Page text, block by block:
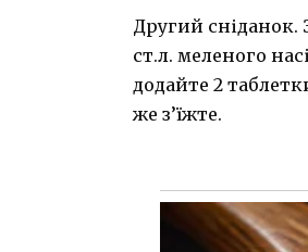
Другий сніданок.
ст.л. меленого
додайте 2
же з’їжте.